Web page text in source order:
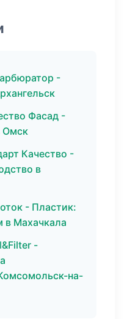
-
Фасад -
Омск
Качество -
в
- Пластик:
в Махачкала
-
на-